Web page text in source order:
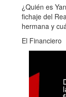
¿Quién es
fichaje del
hermana y
El Financiero